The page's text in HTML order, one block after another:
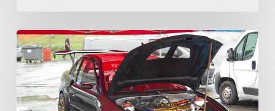
Den
suksessrike
Timeattack-
føreren
Jani